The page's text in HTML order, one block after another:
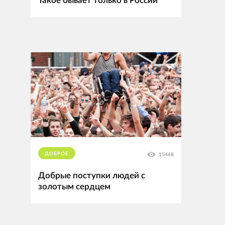
ДОБРОЕ 15468
Добрые поступки людей с
золотым сердцем